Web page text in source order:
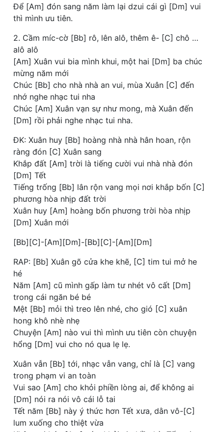
Để [Am] đón sang năm làm lại dzui cái gì [Dm] vui
thì mình ưu tiên.
2. Cầm míc-cờ [Bb] rô, lên alô, thêm ê- [C] chô …
alô alô
[Am] Xuân vui bia mình khui, một hai [Dm] ba chúc
mừng năm mới
Chúc [Bb] cho nhà nhà an vui, mùa Xuân [C] đến
nhớ nghe nhạc tui nha
Chúc [Am] Xuân vạn sự như mong, mà Xuân đến
[Dm] rồi phải nghe nhạc tui nha.
ĐK: Xuân huy [Bb] hoàng nhà nhà hân hoan, rộn
ràng đón [C] Xuân sang
Khắp đất [Am] trời là tiếng cười vui nhà nhà đón
[Dm] Tết
Tiếng trống [Bb] lân rộn vang mọi nơi khắp bốn [C]
phương hòa nhịp đất trời
Xuân huy [Am] hoàng bốn phương trời hòa nhịp
[Dm] Xuân mới
[Bb][C]-[Am][Dm]-[Bb][C]-[Am][Dm]
RAP: [Bb] Xuân gõ cửa khe khẽ, [C] tim tui mở he
hé
Năm [Am] cũ mình gấp làm tư nhét vô cất [Dm]
trong cái ngăn bé bé
Mệt [Bb] mỏi thì treo lên nhé, cho gió [C] xuân
hong khô nhè nhẹ
Chuyện [Am] nào vui thì mình ưu tiên còn chuyện
hổng [Dm] vui cho nó qua lẹ lẹ.
Xuân vẫn [Bb] tới, nhạc vẫn vang, chỉ là [C] vang
trong phạm vi an toàn
Vui sao [Am] cho khỏi phiền lòng ai, để không ai
[Dm] nói ra nói vô cái lỗ tai
Tết năm [Bb] này ý thức hơn Tết xưa, dằn vô-[C]
lum xuống cho thiệt vừa